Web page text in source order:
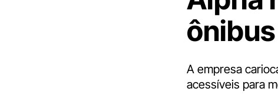
A empresa
acessíveis para